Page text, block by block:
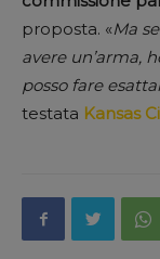
proposta. «Ma
avere un’arma,
posso fare
testata Kansas